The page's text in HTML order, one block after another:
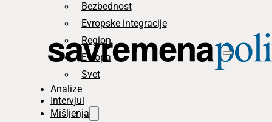
Bezbednost
Evropske integracije
Region
Evropa
Svet
Analize
Intervjui
Mišljenja